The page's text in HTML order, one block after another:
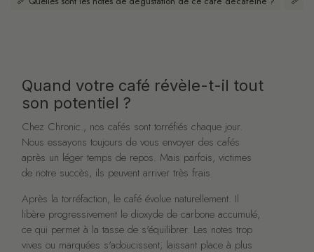
Quand votre café révèle-t-il tout
son potentiel ?
Chez Chronic., nos cafés sont torréfiés chaque jour.
Nous essayons toujours de vous envoyer des cafés
après un léger temps de repos. Mais parfois, victimes
de notre succès, ils peuvent arriver très frais.
Après la torréfaction, le café évolue naturellement. Il
libère progressivement le dioxyde de carbone accumulé,
ce qui permet à la tasse de s'équilibrer. Les notes trop
vives ou marquées s'adoucissent, laissant place à plus